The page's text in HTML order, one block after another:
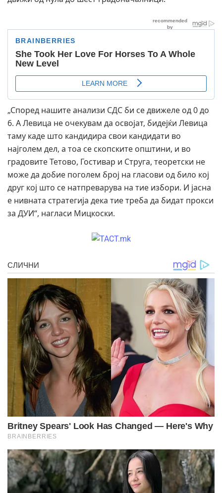
„Според нашите анализи СДС би се движеле од 0 до
6. А Левица не очекувам да освојат, бидејќи Левица
таму каде што кандидира свои кандидати во
најголем дел, а тоа се скопските општини, и во
градовите Тетово, Гостивар и Струга, теоретски не
може да добие поголем број на гласови од било кој
друг кој што се натпреварува на тие избори. И јасна
е нивната стратегија дека тие треба да бидат прокси
за ДУИ“, нагласи Мицкоски.